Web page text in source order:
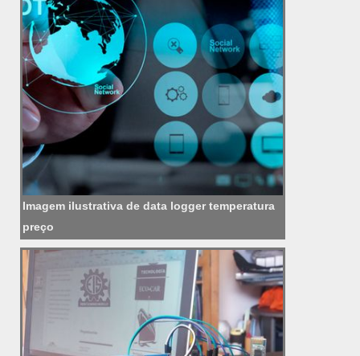
Imagem ilustrativa de data logger temperatura
preço